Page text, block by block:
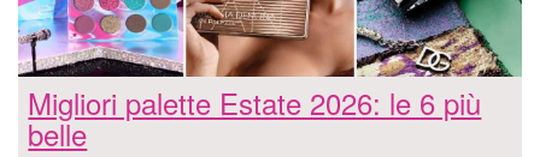
Migliori palette Estate 2026: le 6 più
belle